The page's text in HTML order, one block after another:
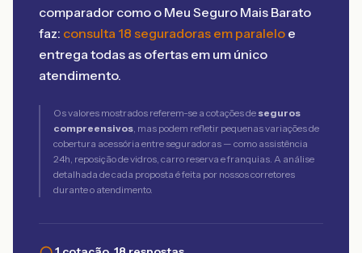
comparador como o Meu Seguro Mais Barato
faz: consulta 18 seguradoras em paralelo e
entrega todas as ofertas em um único
atendimento.
Os valores mostrados referem-se a cotações de seguros
compreensivos, mas podem refletir pequenas variações de
cobertura acessória entre seguradoras — como assistência
24h, reposição de vidros, carro reserva e franquias. A análise
detalhada de cada proposta é feita por nossos corretores
durante o atendimento.